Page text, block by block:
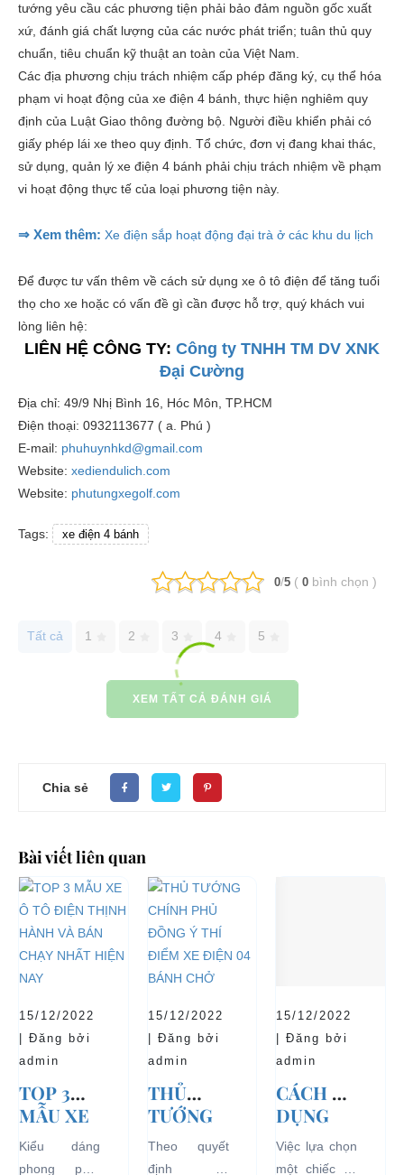
tướng yêu cầu các phương tiện phải bảo đảm nguồn gốc xuất
xứ, đánh giá chất lượng của các nước phát triển; tuân thủ quy
chuẩn, tiêu chuẩn kỹ thuật an toàn của Việt Nam.
Các địa phương chịu trách nhiệm cấp phép đăng ký, cụ thể hóa
phạm vi hoạt động của xe điện 4 bánh, thực hiện nghiêm quy
định của Luật Giao thông đường bộ. Người điều khiển phải có
giấy phép lái xe theo quy định. Tổ chức, đơn vị đang khai thác,
sử dụng, quản lý xe điện 4 bánh phải chịu trách nhiệm về phạm
vi hoạt động thực tế của loại phương tiện này.
⇒ Xem thêm: Xe điện sắp hoạt động đại trà ở các khu du lịch
Để được tư vấn thêm về cách sử dụng xe ô tô điện để tăng tuổi
thọ cho xe hoặc có vấn đề gì cần được hỗ trợ, quý khách vui
lòng liên hệ:
LIÊN HỆ CÔNG TY: Công ty TNHH TM DV XNK
Đại Cường
Địa chỉ: 49/9 Nhị Bình 16, Hóc Môn, TP.HCM
Điện thoại: 0932113677 ( a. Phú )
E-mail: phuhuynhkd@gmail.com
Website: xediendulich.com
Website: phutungxegolf.com
Tags: xe điện 4 bánh
0/5 ( 0 bình chọn )
Tất cả 1 2 3 4 5
XEM TẤT CẢ ĐÁNH GIÁ
Chia sẻ
Bài viết liên quan
15/12/2022
| Đăng bởi
admin
TOP 3
MẪU XE
Ô TÔ
ĐIỆN
Kiểu dáng
phong phú,
15/12/2022
| Đăng bởi
admin
THỦ
TƯỚNG
CHÍNH
PHỦ
Theo quyết
định số
15/12/2022
| Đăng bởi
admin
CÁCH SỬ
DỤNG
XE Ô TÔ
ĐIỆN ĐỂ
Việc lựa chọn
một chiếc xe